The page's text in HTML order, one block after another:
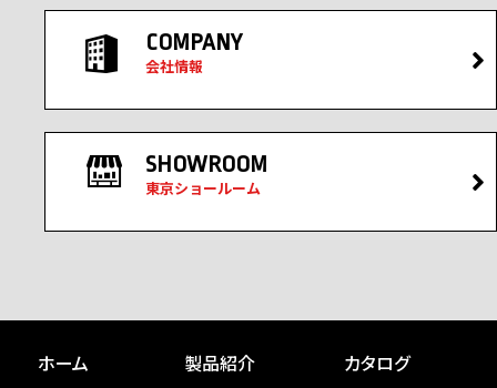
COMPANY
会社情報
SHOWROOM
東京ショールーム
ホーム 製品紹介 カタログ